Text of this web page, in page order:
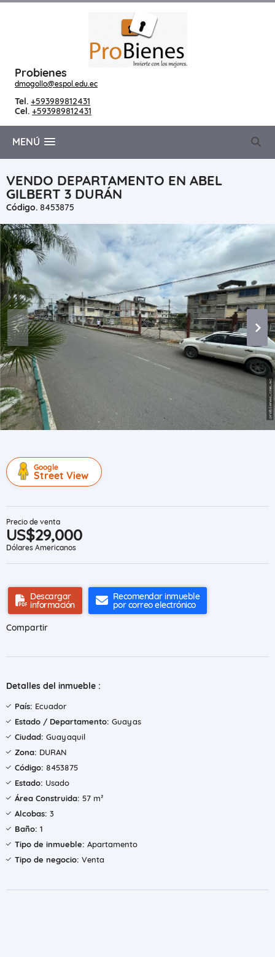
Probienes
dmogollo@espol.edu.ec
Tel. +593989812431
Cel. +593989812431
MENÚ
VENDO DEPARTAMENTO EN ABEL
GILBERT 3 DURÁN
Código. 8453875
Google
Street View
Precio de venta
US$29,000
Dólares Americanos
Descargar
información
Recomendar inmueble
por correo electrónico
Compartir
Detalles del inmueble :
País: Ecuador
Estado / Departamento: Guayas
Ciudad: Guayaquil
Zona: DURAN
Código: 8453875
Estado: Usado
Área Construida: 57 m²
Alcobas: 3
Baño: 1
Tipo de inmueble: Apartamento
Tipo de negocio: Venta